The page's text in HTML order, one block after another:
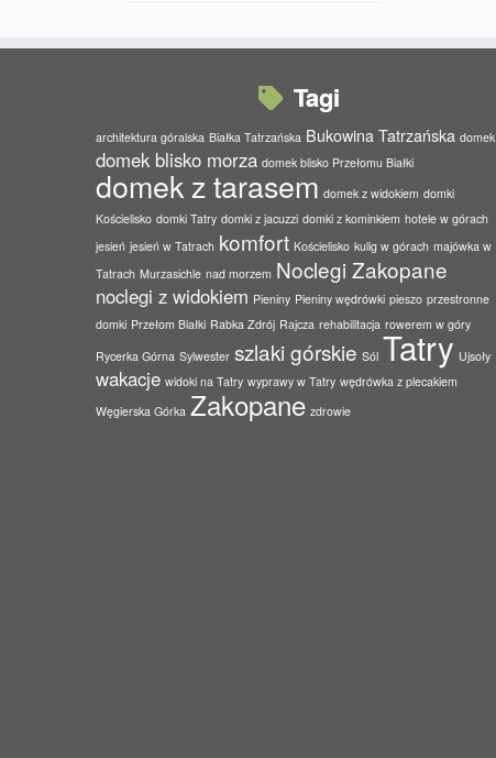
Tagi
architektura góralska Białka Tatrzańska Bukowina Tatrzańska domek
domek blisko morza domek blisko Przełomu Białki
domek z tarasem domek z widokiem domki
Kościelisko domki Tatry domki z jacuzzi domki z kominkiem hotele w górach
jesień jesień w Tatrach komfort Kościelisko kulig w górach majówka w
Tatrach Murzasichle nad morzem Noclegi Zakopane
noclegi z widokiem Pieniny Pieniny wędrówki pieszo przestronne
domki Przełom Białki Rabka Zdrój Rajcza rehabilitacja rowerem w góry
Rycerka Górna Sylwester szlaki górskie Sól Tatry Ujsoły
wakacje widoki na Tatry wyprawy w Tatry wędrówka z plecakiem
Węgierska Górka Zakopane zdrowie